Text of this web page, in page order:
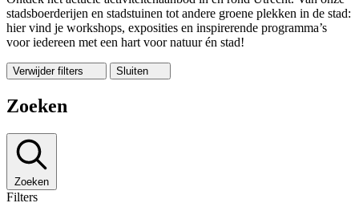
stadsboerderijen en stadstuinen tot andere groene plekken in de stad:
hier vind je workshops, exposities en inspirerende programma’s
voor iedereen met een hart voor natuur én stad!
Verwijder filters Sluiten
Zoeken
Zoeken
Filters